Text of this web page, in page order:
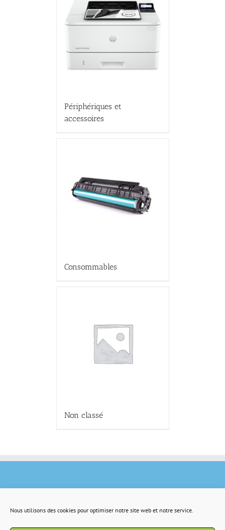
Nous utilisons des cookies pour optimiser notre site web et notre service.
Périphériques et
accessoires
Consommables
Non classé